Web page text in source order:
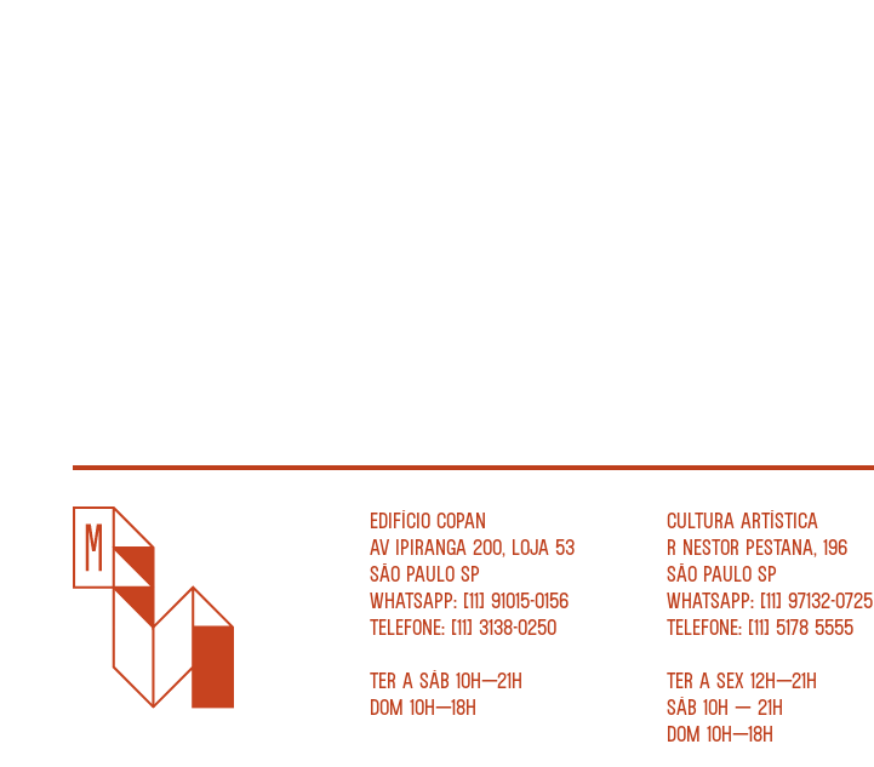
EDIFÍCIO COPAN
AV IPIRANGA 200, LOJA 53
SÃO PAULO SP
WHATSAPP: [11] 91015-0156
TELEFONE: [11] 3138-0250
TER A SÁB 10H—21H
DOM 10H—18H
CULTURA ARTÍSTICA
R NESTOR PESTANA, 196
SÃO PAULO SP
WHATSAPP: [11] 97132-0725
TELEFONE: [11] 5178 5555
TER A SEX 12H—21H
SÁB 10H — 21H
DOM 10H—18H